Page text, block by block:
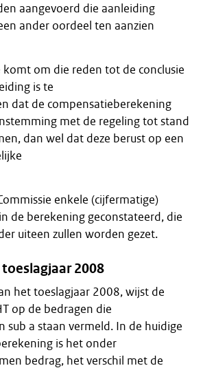
aangevoerd die aanleiding
ander oordeel ten aanzien
komt om die reden tot de conclusie
is te
dat de compensatieberekening
met de regeling tot stand
dan wel dat deze berust op een
enkele (cijfermatige)
de berekening geconstateerd, die
uiteen zullen worden gezet.
2008
het toeslagjaar 2008, wijst de
op de bedragen die
sub a staan vermeld. In de huidige
is het onder
bedrag, het verschil met de